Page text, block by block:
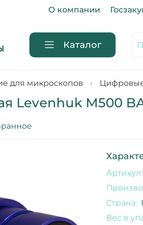
О компании
Каталог
для микроскопов
Levenhuk M500
Артикул:
Страна:
Вес в